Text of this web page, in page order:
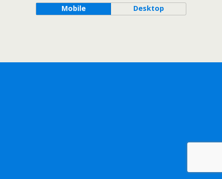
Mobile Desktop